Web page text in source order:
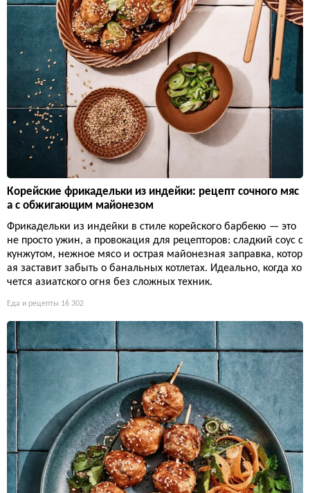
Корейские фрикадельки из индейки: рецепт сочного мяс
а с обжигающим майонезом
Фрикадельки из индейки в стиле корейского барбекю — это
не просто ужин, а провокация для рецепторов: сладкий соус с
кунжутом, нежное мясо и острая майонезная заправка, котор
ая заставит забыть о банальных котлетах. Идеально, когда хо
чется азиатского огня без сложных техник.
Еда и рецепты 16 302